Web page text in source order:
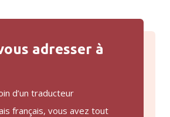
adresser à
d’un traducteur
français, vous avez tout